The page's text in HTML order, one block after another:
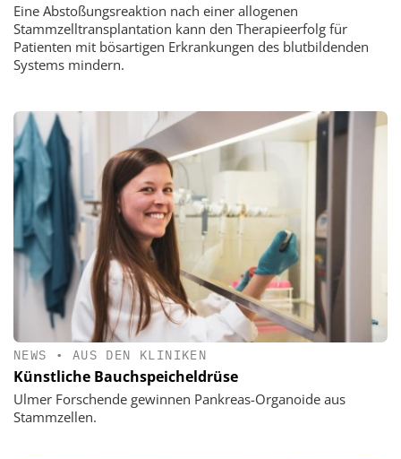
Eine Abstoßungsreaktion nach einer allogenen
Stammzelltransplantation kann den Therapieerfolg für
Patienten mit bösartigen Erkrankungen des blutbildenden
Systems mindern.
NEWS • AUS DEN KLINIKEN
Künstliche Bauchspeicheldrüse
Ulmer Forschende gewinnen Pankreas-Organoide aus
Stammzellen.